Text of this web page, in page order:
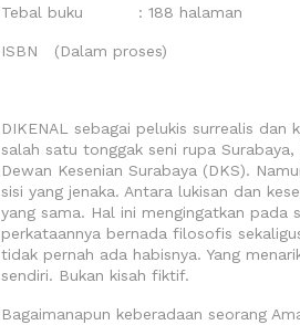
Tebal buku : 188 halaman
ISBN (Dalam proses)
DIKENAL sebagai pelukis surrealis dan
salah satu tonggak seni rupa
Dewan Kesenian Surabaya (DKS).
sisi yang jenaka. Antara lukisan dan
yang sama. Hal ini mengingatkan pada
perkataannya bernada filosofis
tidak pernah ada habisnya. Yang
sendiri. Bukan kisah fiktif.
Bagaimanapun keberadaan seorang